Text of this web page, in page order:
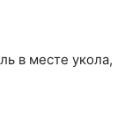
в месте укола,